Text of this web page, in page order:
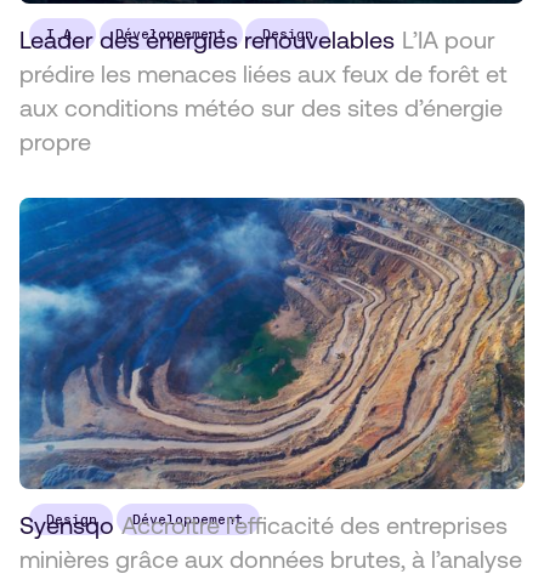
I.A. Développement Design
Leader des énergies renouvelables L’IA pour
prédire les menaces liées aux feux de forêt et
aux conditions météo sur des sites d’énergie
propre
Design Développement
Syensqo Accroître l’efficacité des entreprises
minières grâce aux données brutes, à l’analyse